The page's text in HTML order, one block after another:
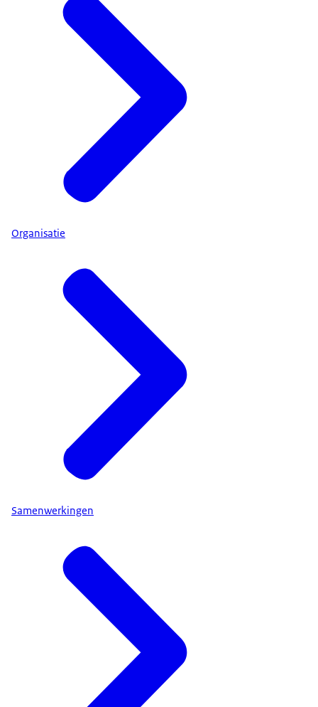
Organisatie
Samenwerkingen